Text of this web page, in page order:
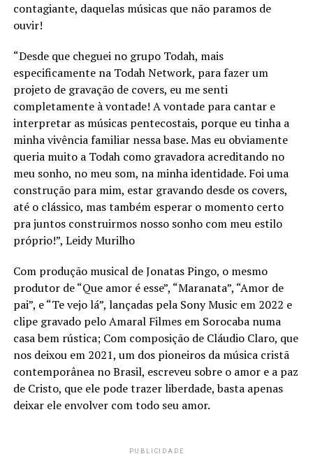
contagiante, daquelas músicas que não paramos de
ouvir!
“Desde que cheguei no grupo Todah, mais
especificamente na Todah Network, para fazer um
projeto de gravação de covers, eu me senti
completamente à vontade! A vontade para cantar e
interpretar as músicas pentecostais, porque eu tinha a
minha vivência familiar nessa base. Mas eu obviamente
queria muito a Todah como gravadora acreditando no
meu sonho, no meu som, na minha identidade. Foi uma
construção para mim, estar gravando desde os covers,
até o clássico, mas também esperar o momento certo
pra juntos construirmos nosso sonho com meu estilo
próprio!”, Leidy Murilho
Com produção musical de Jonatas Pingo, o mesmo
produtor de “Que amor é esse”, “Maranata”, “Amor de
pai”, e “Te vejo lá”, lançadas pela Sony Music em 2022 e
clipe gravado pelo Amaral Filmes em Sorocaba numa
casa bem rústica; Com composição de Cláudio Claro, que
nos deixou em 2021, um dos pioneiros da música cristã
contemporânea no Brasil, escreveu sobre o amor e a paz
de Cristo, que ele pode trazer liberdade, basta apenas
deixar ele envolver com todo seu amor.
PUBLICIDADE